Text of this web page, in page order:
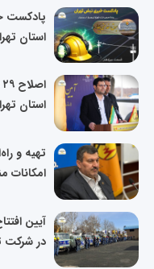
پادکست
استان
استان
امکانات
آیین
در شرکت